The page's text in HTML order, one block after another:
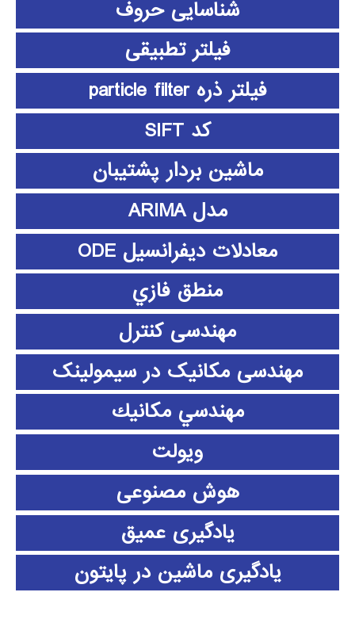
شناسایی حروف
فیلتر تطبیقی
فیلتر ذره particle filter
کد SIFT
ماشین بردار پشتیبان
مدل ARIMA
معادلات دیفرانسیل ODE
منطق فازي
مهندسی کنترل
مهندسی مکانیک در سیمولینک
مهندسي مكانيك
ویولت
هوش مصنوعی
یادگیری عمیق
یادگیری ماشین در پایتون